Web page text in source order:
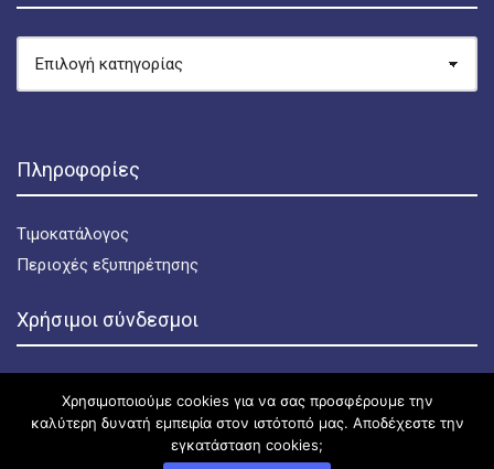
ΘΈΜΑΤΑ
Πληροφορίες
Τιμοκατάλογος
Περιοχές εξυπηρέτησης
Χρήσιμοι σύνδεσμοι
Πολιτική για τα cookies
Χρησιμοποιούμε cookies για να σας προσφέρουμε την
καλύτερη δυνατή εμπειρία στον ιστότοπό μας. Αποδέχεστε την
εγκατάσταση cookies;